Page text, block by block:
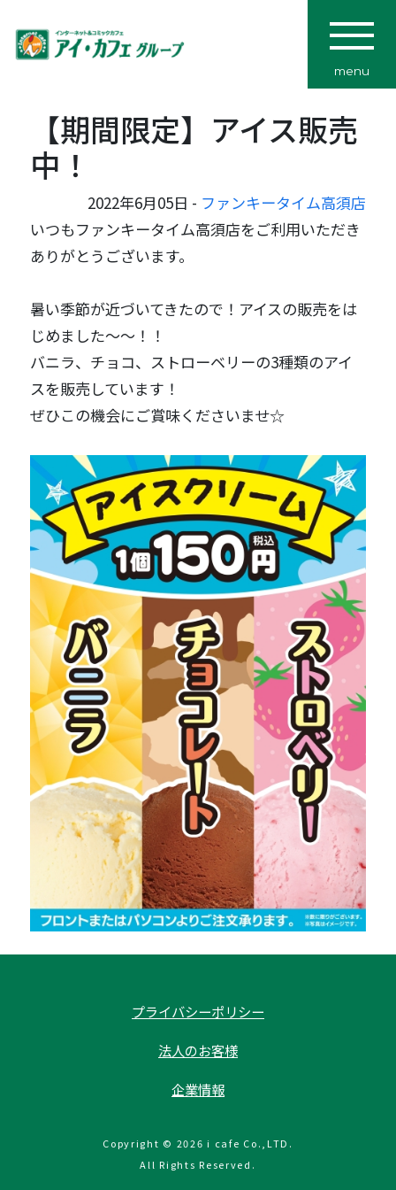
menu
【期間限定】アイス販売
中！
2022年6月05日 - ファンキータイム高須店
いつもファンキータイム高須店をご利用いただき
ありがとうございます。
暑い季節が近づいてきたので！アイスの販売をは
じめました～～！！
バニラ、チョコ、ストローベリーの3種類のアイ
スを販売しています！
ぜひこの機会にご賞味くださいませ☆
プライバシーポリシー
法人のお客様
企業情報
Copyright © 2026 i cafe Co.,LTD.
All Rights Reserved.